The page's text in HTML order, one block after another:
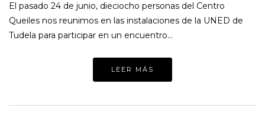
El pasado 24 de junio, dieciocho personas del Centro
Queiles nos reunimos en las instalaciones de la UNED de
Tudela para participar en un encuentro…
LEER MÁS